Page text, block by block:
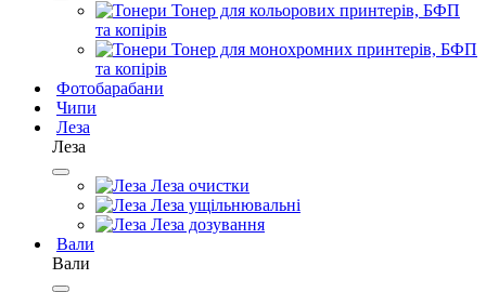
Тонер для кольорових принтерів, БФП
та копірів
Тонер для монохромних принтерів, БФП
та копірів
Фотобарабани
Чипи
Леза
Леза
Леза очистки
Леза ущільнювальні
Леза дозування
Вали
Вали